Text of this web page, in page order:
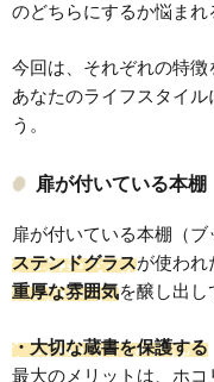
のどちらにするか悩まれ
今回は、それぞれの特徴
あなたのライフスタイ
う。
扉が付いている本棚
扉が付いている本棚（
ステンドグラスが使われ
重厚な雰囲気を醸し出し
・大切な蔵書を保護する
最大のメリットは、ホコ